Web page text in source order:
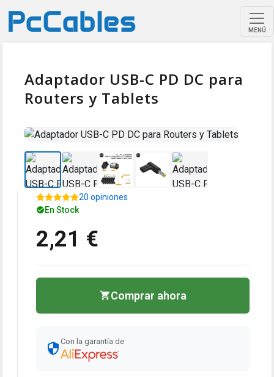
MENÚ
Adaptador USB-C PD DC para
Routers y Tablets
20 opiniones
En Stock
2,21 €
Comprar ahora
Con la garantía de